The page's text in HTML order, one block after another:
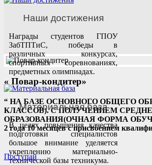
« Повар-кондитер»
“ НА БАЗЕ ОСНОВНОГО ОБЩЕГО
КЛАССОВ). С ПОЛУЧЕНИЕМ
ОБРАЗОВАНИЯ(ОЧНАЯ ФОРМА
2 года 10 месяцев с присвоением
Поступай
Наши достижения
Награды студентов ГПОУ
ЗабТПТиС, победы в
различных конкурсах,
спортивных соревнованиях,
предметных олимпиадах.
Материальная база
В целях повышения качества
подготовки специалистов
большое внимание уделяется
укреплению материально-
технической базы техникума.